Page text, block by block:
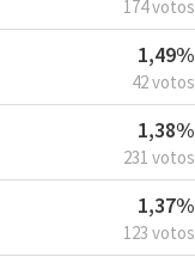
174 votos
1,49%
42 votos
1,38%
231 votos
1,37%
123 votos